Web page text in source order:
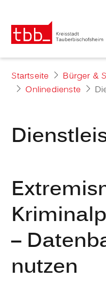
Startseite Bürger &
Onlinedienste
–
nutzen